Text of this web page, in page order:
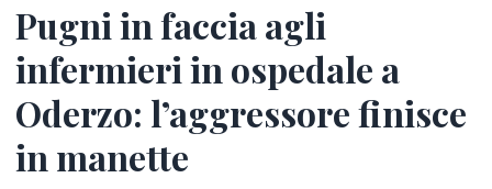
Pugni in faccia agli
infermieri in ospedale a
Oderzo: l’aggressore finisce
in manette